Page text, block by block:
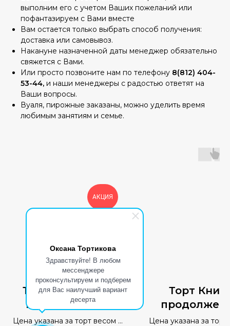
Оксана Тортикова
Здравствуйте! В любом
мессенджере
проконсультируем и подберем
для Вас наилучший вариант
десерта
выполним его с учетом Ваших пожеланий или
пофантазируем с Вами вместе
Вам остается только выбрать способ получения:
доставка или самовывоз.
Накануне назначенной даты менеджер обязательно
свяжется с Вами.
Или просто позвоните нам по телефону 8(812) 404-
53-44, и наши менеджеры с радостью ответят на
Ваши вопросы.
Вуаля, пирожные заказаны, можно уделить время
любимым занятиям и семье.
АКЦИЯ
Торт Сказочное
поздравление
Цена указана за торт весом 1
Торт
следует
Цена указана за